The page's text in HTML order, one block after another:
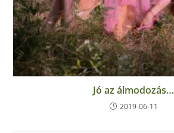
Jó az álmodozás…
2019-06-11